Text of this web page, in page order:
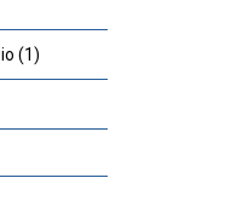
(1)